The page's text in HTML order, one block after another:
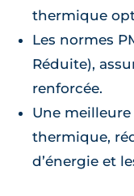
thermique
Les normes
Réduite),
renforcée.
Une
thermique,
d’énergie et